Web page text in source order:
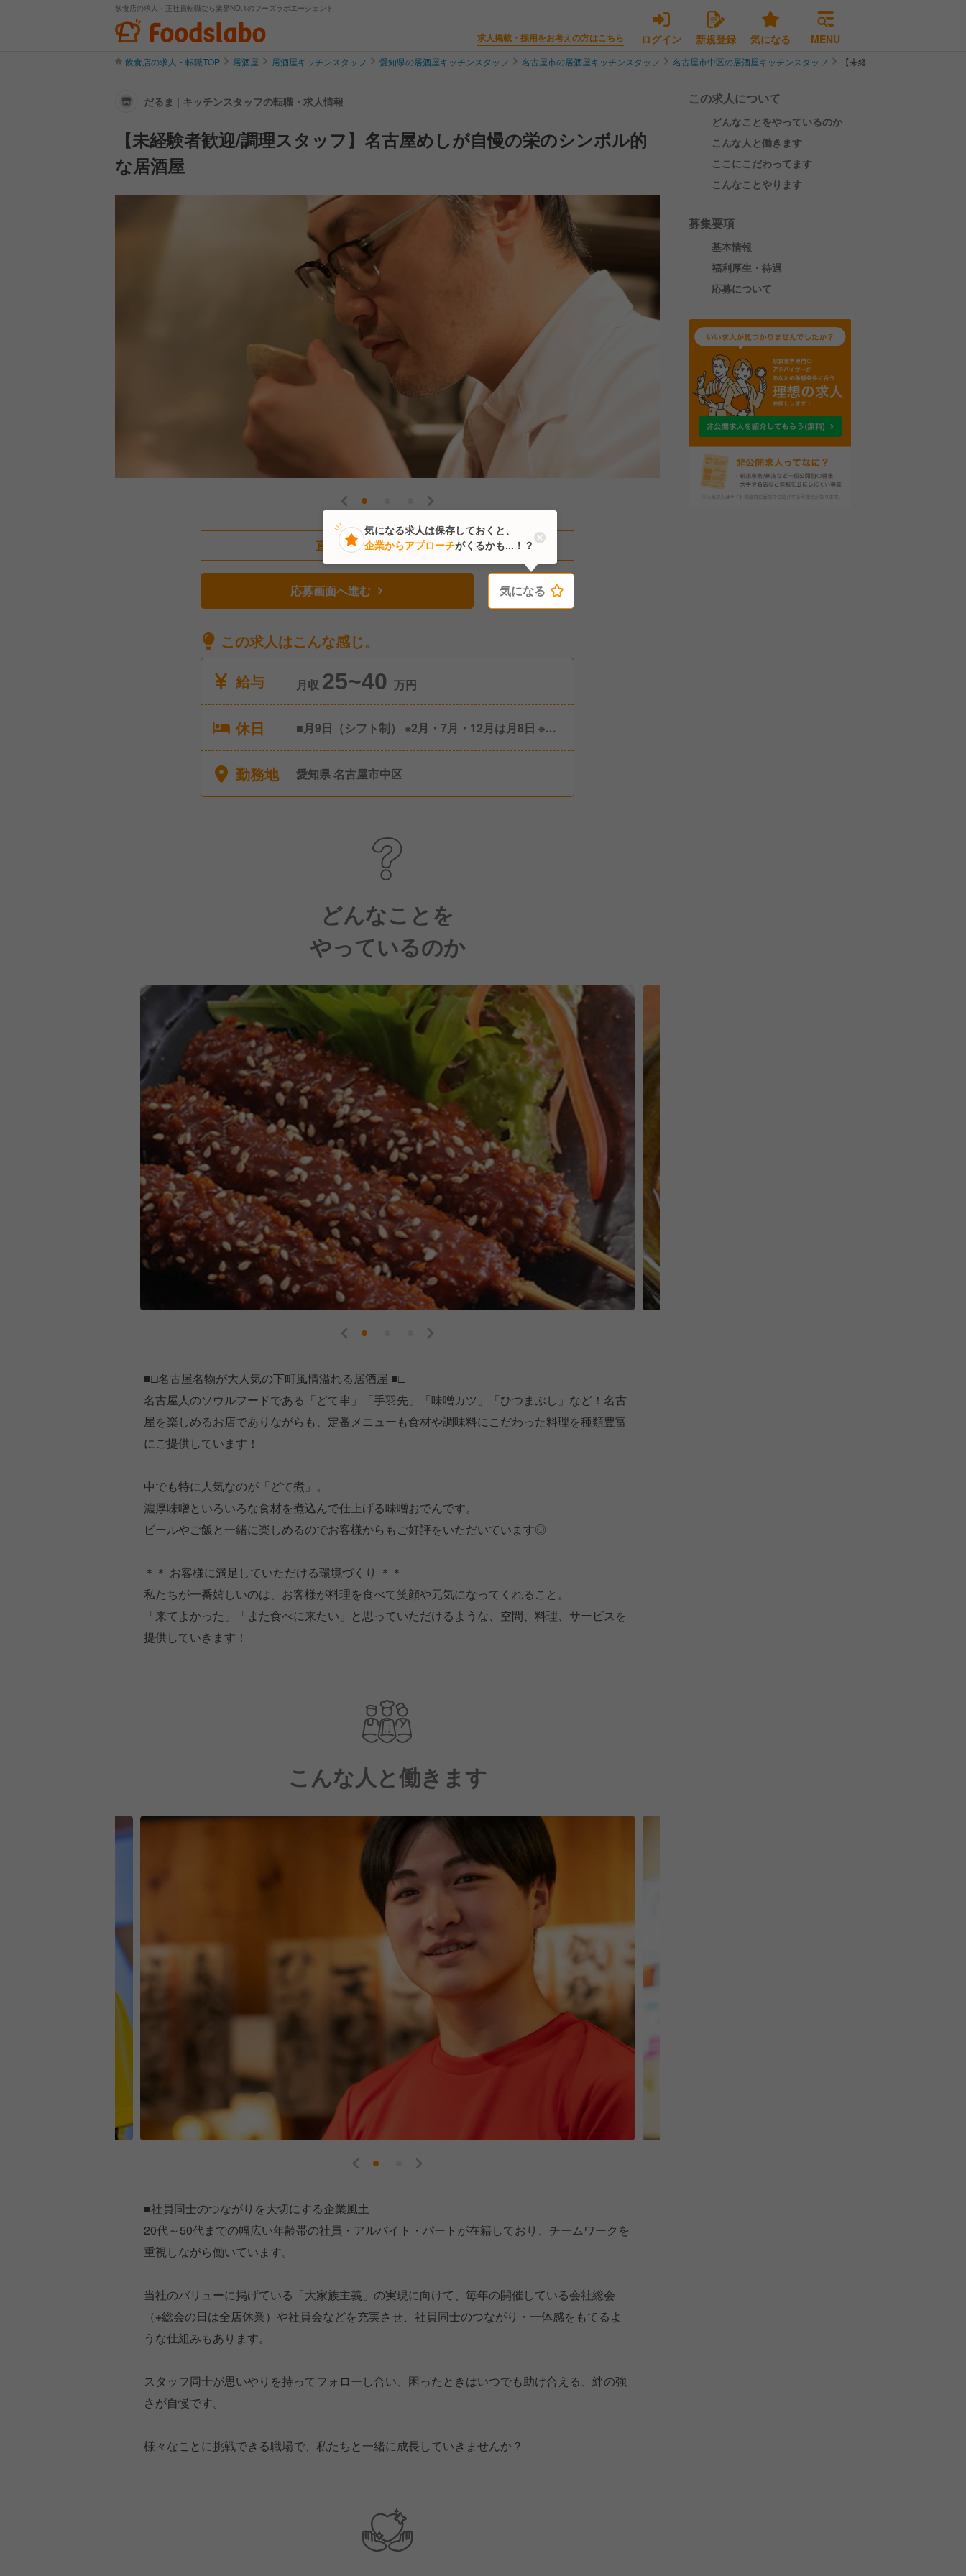
飲食店の求人・正社員転職なら業界NO.1のフーズラボエージェント
求人掲載・採用をお考えの方はこちら ログイン 新規登録 気になる MENU
飲食店の求人・転職TOP 居酒屋 居酒屋キッチンスタッフ 愛知県の居酒屋キッチンスタッフ 名古屋市の居酒屋キッチンスタッフ 名古屋市中区の居酒屋キッチンスタッフ 【未経験者歓迎/調理スタッフ
だるま | キッチンスタッフの転職・求人情報
【未経験者歓迎/調理スタッフ】名古屋めしが自慢の栄のシンボル的
な居酒屋
直近1人がこの求人を検討中
応募画面へ進む 気になる
この求人はこんな感じ。
給与
月収 25~40 万円
休日
■月9日（シフト制） ※2月・7月・12月は月8日 ※合
勤務地 愛知県 名古屋市中区
どんなことを
やっているのか
■□名古屋名物が大人気の下町風情溢れる居酒屋 ■□
名古屋人のソウルフードである「どて串」「手羽先」「味噌カツ」「ひつまぶし」など！名古
屋を楽しめるお店でありながらも、定番メニューも食材や調味料にこだわった料理を種類豊富
にご提供しています！
中でも特に人気なのが「どて煮」。
濃厚味噌といろいろな食材を煮込んで仕上げる味噌おでんです。
ビールやご飯と一緒に楽しめるのでお客様からもご好評をいただいています◎
＊＊ お客様に満足していただける環境づくり ＊＊
私たちが一番嬉しいのは、お客様が料理を食べて笑顔や元気になってくれること。
「来てよかった」「また食べに来たい」と思っていただけるような、空間、料理、サービスを
提供していきます！
こんな人と働きます
■社員同士のつながりを大切にする企業風土
20代～50代までの幅広い年齢帯の社員・アルバイト・パートが在籍しており、チームワークを
重視しながら働いています。
当社のバリューに掲げている「大家族主義」の実現に向けて、毎年の開催している会社総会
（※総会の日は全店休業）や社員会などを充実させ、社員同士のつながり・一体感をもてるよ
うな仕組みもあります。
スタッフ同士が思いやりを持ってフォローし合い、困ったときはいつでも助け合える、絆の強
さが自慢です。
様々なことに挑戦できる職場で、私たちと一緒に成長していきませんか？
この求人について
どんなことをやっているのか
こんな人と働きます
ここにこだわってます
こんなことやります
募集要項
基本情報
福利厚生・待遇
応募について
気になる
気になる求人は保存しておくと、
企業からアプローチがくるかも...！？